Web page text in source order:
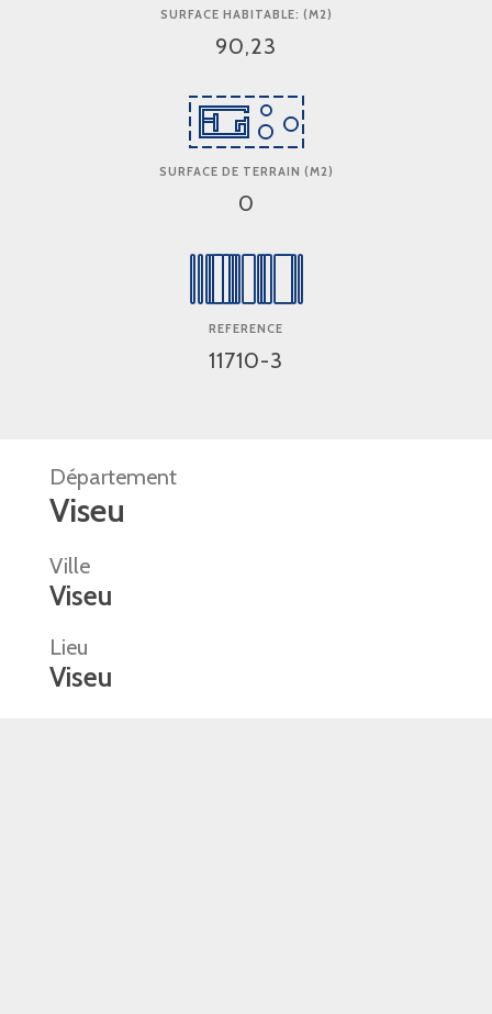
SURFACE HABITABLE: (M2)
90,23
SURFACE DE TERRAIN (M2)
0
REFERENCE
11710-3
Département
Viseu
Ville
Viseu
Lieu
Viseu